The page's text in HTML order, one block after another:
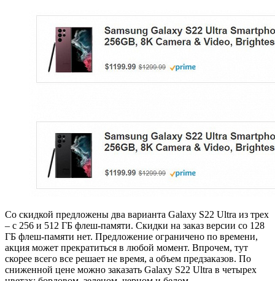
Со скидкой предложены два варианта Galaxy S22 Ultra из трех
– с 256 и 512 ГБ флеш-памяти. Скидки на заказ версии со 128
ГБ флеш-памяти нет. Предложение ограничено по времени,
акция может прекратиться в любой момент. Впрочем, тут
скорее всего все решает не время, а объем предзаказов. По
сниженной цене можно заказать Galaxy S22 Ultra в четырех